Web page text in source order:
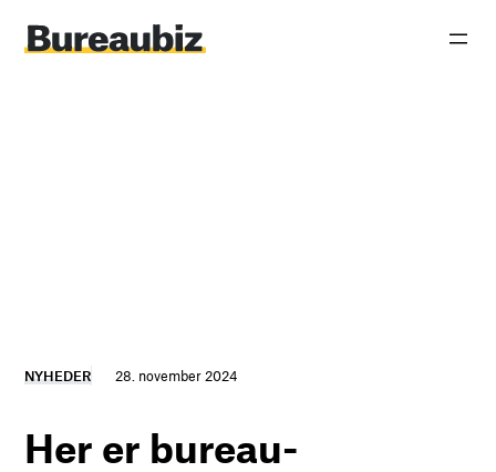
indhold
NYHEDER 28. november 2024
Her er bureau-